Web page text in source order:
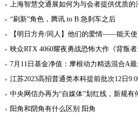
上海智慧交通展如何为与会者提供优质的
“刷新”角色，腾讯 to B 急刹车之后
【明日方舟/同人】他们的爱情——能天使
映众RTX 4060耀夜勇战恐怖大作《背叛者
7月11日基金净值：摩根动力精选混合A
江苏2023高招普通类本科提前批次12日
中央网信办再为“自媒体”划红线，新规有
阳角和阴角有什么区别 阳角